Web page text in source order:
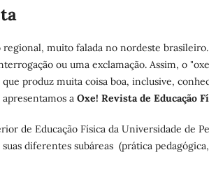
muito falada no nordeste
ou uma exclamação. Assim, o
produz muita coisa boa, inclusive,
a Oxe! Revista de Educação
de Educação Física da Universidade de
suas diferentes subáreas (prática